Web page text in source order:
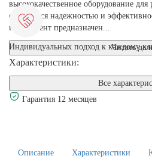
высококачественное оборудование для
отличается надежностью и
инструмент предназначен...
Читать
Характеристики:
Все
Гарантия 12 месяцев
Индивидуальных подход к каждому
Описание Характеристики